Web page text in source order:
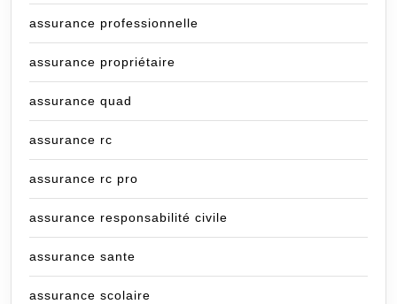
assurance professionnelle
assurance propriétaire
assurance quad
assurance rc
assurance rc pro
assurance responsabilité civile
assurance sante
assurance scolaire